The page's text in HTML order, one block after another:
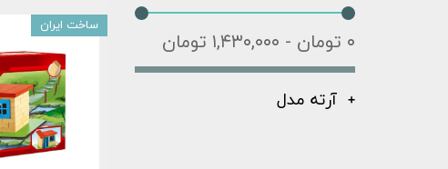
۰ تومان - ۱,۴۳۰,۰۰۰ تومان
آرته مدل
ساخت ایران